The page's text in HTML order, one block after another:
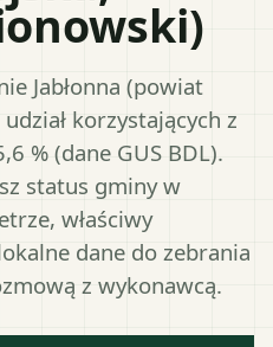
Jabłonna (powiat
korzystających z
% (dane GUS BDL).
status gminy w
właściwy
dane do zebrania
z wykonawcą.